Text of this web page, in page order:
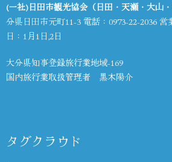
(一社)日田市観光協会（日田・天瀬・大山・
分県日田市元町11-3 電話： 0973-22-2036 営
日：1月1日,2日
大分県知事登録旅行業地域-169
国内旅行業取扱管理者 黒木陽介
タグクラウド